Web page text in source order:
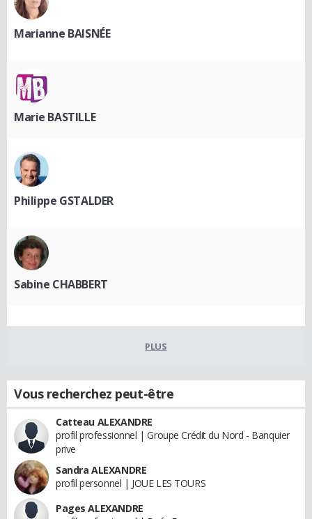
Marianne BAISNÉE
Marie BASTILLE
Philippe GSTALDER
Sabine CHABBERT
PLUS
Vous recherchez peut-être
Catteau ALEXANDRE
profil professionnel | Groupe Crédit du Nord - Banquier
prive
Sandra ALEXANDRE
profil personnel | JOUE LES TOURS
Pages ALEXANDRE